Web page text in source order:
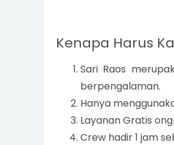
Kenapa Harus
Sari Raos
berpengalaman.
Hanya
Layanan Gratis
Crew hadir 1 jam